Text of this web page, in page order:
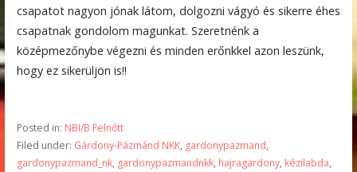
csapatot nagyon jónak látom, dolgozni vágyó és sikerre éhes
csapatnak gondolom magunkat. Szeretnénk a
középmezőnybe végezni és minden erőnkkel azon leszünk,
hogy ez sikerüljön is!!
Posted in: NBI/B Felnőtt
Filed under: Gárdony-Pázmánd NKK, gardonypazmand,
gardonypazmand_nk, gardonypazmandnkk, hajragardony, kézilabda,